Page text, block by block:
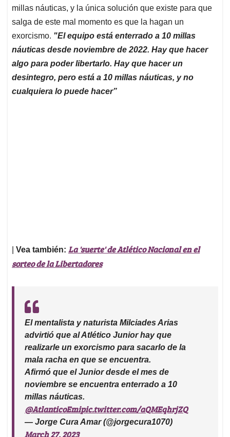
millas náuticas, y la única solución que existe para que
salga de este mal momento es que la hagan un
exorcismo. "El equipo está enterrado a 10 millas
náuticas desde noviembre de 2022. Hay que hacer
algo para poder libertarlo. Hay que hacer un
desintegro, pero está a 10 millas náuticas, y no
cualquiera lo puede hacer”
Vea también: La 'suerte' de Atlético Nacional en el
sorteo de la Libertadores
El mentalista y naturista Milciades Arias
advirtió que al Atlético Junior hay que
realizarle un exorcismo para sacarlo de la
mala racha en que se encuentra.
Afirmó que el Junior desde el mes de
noviembre se encuentra enterrado a 10
millas náuticas.
@AtlanticoEmipic.twitter.com/aQMEqhrjZQ
— Jorge Cura Amar (@jorgecura1070)
March 27, 2023